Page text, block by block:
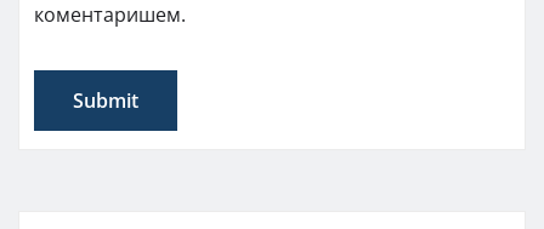
коментаришем.